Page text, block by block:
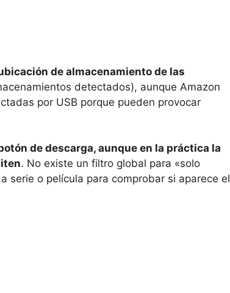
de almacenamiento de las
detectados), aunque Amazon
por USB porque pueden provocar
de descarga, aunque en la práctica la
. No existe un filtro global para «solo
serie o película para comprobar si aparece el